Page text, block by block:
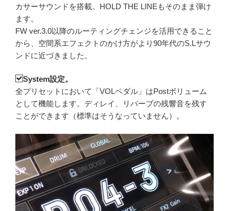
カサーサウンドを搭載。HOLD THE LINEもそのまま弾け
ます。
FW ver.3.0以降のルーティングチェンジを活用できること
から、空間系エフェクトのかけ方がより90年代のS.Lサウ
ンドに近づきました。
System設定。
全プリセットにおいて「VOLペダル」はPostボリューム
として機能します。ディレイ、リバーブの残響音を残す
ことができます（標準はそうなっていません）。